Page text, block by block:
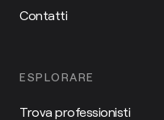
Contatti
ESPLORARE
Trova professionisti